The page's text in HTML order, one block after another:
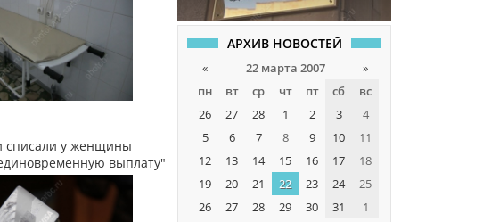
у женщины
выплату"
АРХИВ НОВОСТЕЙ
« 22 марта 2007
»
пн
вт ср чт пт сб
вс
26
27 28 1 2 3
4
5
6 7 8 9 10
11
12
13 14 15 16 17
18
19
20 21 22 23 24
25
26
27 28 29 30 31 1